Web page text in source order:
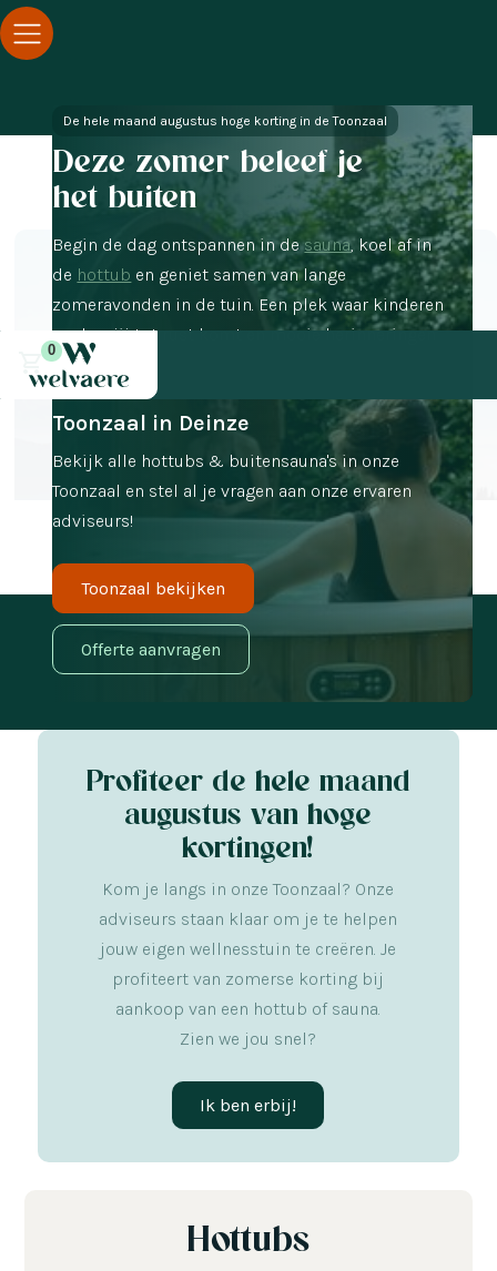
0
De hele maand augustus hoge korting in de Toonzaal
Deze zomer beleef je
het buiten
Begin de dag ontspannen in desauna, koel af in
de hottub en geniet samen van lange
zomeravonden in de tuin. Een plek waar kinderen
spelen, jij tot rust komt en mooie herinneringen
ontstaan.
Toonzaal in Deinze
Bekijk alle hottubs & buitensauna's in onze
Toonzaal en stel al je vragen aan onze ervaren
adviseurs!
Toonzaal bekijken
Offerte aanvragen
Profiteer de hele maand
augustus van hoge
kortingen!
Kom je langs in onze Toonzaal? Onze
adviseurs staan klaar om je te helpen
jouw eigen wellnesstuin te creëren. Je
profiteert van zomerse korting bij
aankoop van een hottub of sauna.
Zien we jou snel?
Ik ben erbij!
Hottubs